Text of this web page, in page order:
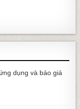
dụng và báo giá